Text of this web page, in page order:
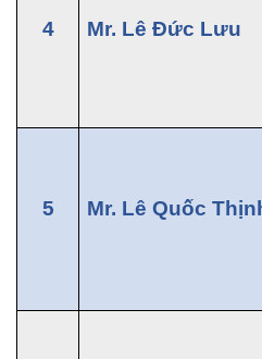
4 Mr. Lê Đức Lưu
5 Mr. Lê Quốc